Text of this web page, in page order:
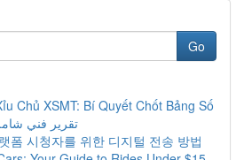
Go
Chủ XSMT: Bí Quyết Chốt Bảng Số
تقرير فني
폼 시청자를 위한 디지털 전송 방법